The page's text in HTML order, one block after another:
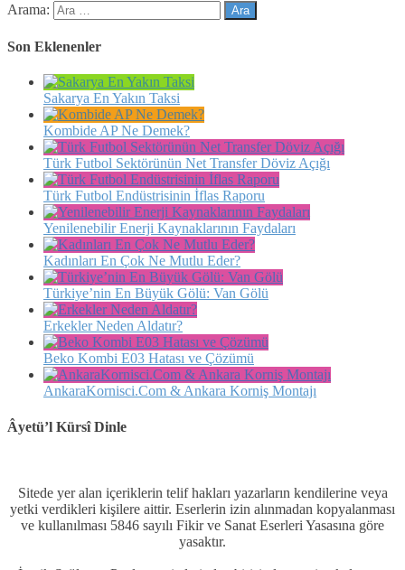
Arama:
Son Eklenenler
Sakarya En Yakın Taksi
Kombide AP Ne Demek?
Türk Futbol Sektörünün Net Transfer Döviz Açığı
Türk Futbol Endüstrisinin İflas Raporu
Yenilenebilir Enerji Kaynaklarının Faydaları
Kadınları En Çok Ne Mutlu Eder?
Türkiye’nin En Büyük Gölü: Van Gölü
Erkekler Neden Aldatır?
Beko Kombi E03 Hatası ve Çözümü
AnkaraKornisci.Com & Ankara Korniş Montajı
Âyetü’l Kürsî Dinle
Sitede yer alan içeriklerin telif hakları yazarların kendilerine veya
yetki verdikleri kişilere aittir. Eserlerin izin alınmadan kopyalanması
ve kullanılması 5846 sayılı Fikir ve Sanat Eserleri Yasasına göre
yasaktır.